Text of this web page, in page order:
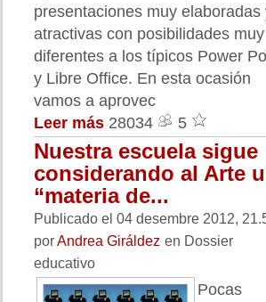
presentaciones muy elaboradas
atractivas con posibilidades muy
diferentes a los típicos Power
y Libre Office. En esta ocasión
vamos a aprovec
Leer más 28034 5
Nuestra escuela sigue
considerando al Arte
“materia de...
Publicado el 04 desembre 2012,
porAndrea Giráldez en Dossier
educativo
Pocas